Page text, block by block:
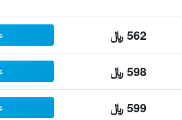
562 ﷼
598 ﷼
599 ﷼